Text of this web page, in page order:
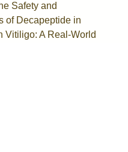
Safety and
of Decapeptide in
Vitiligo: A Real-World